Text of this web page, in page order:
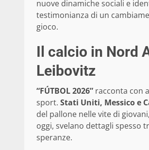
nuove dinamiche sociali e
testimonianza di un
gioco.
Il calcio in Nord
Leibovitz
“FÚTBOL 2026” racconta con
sport. Stati Uniti, Messico e
del pallone nelle vite di
oggi, svelano dettagli spesso
speranze.